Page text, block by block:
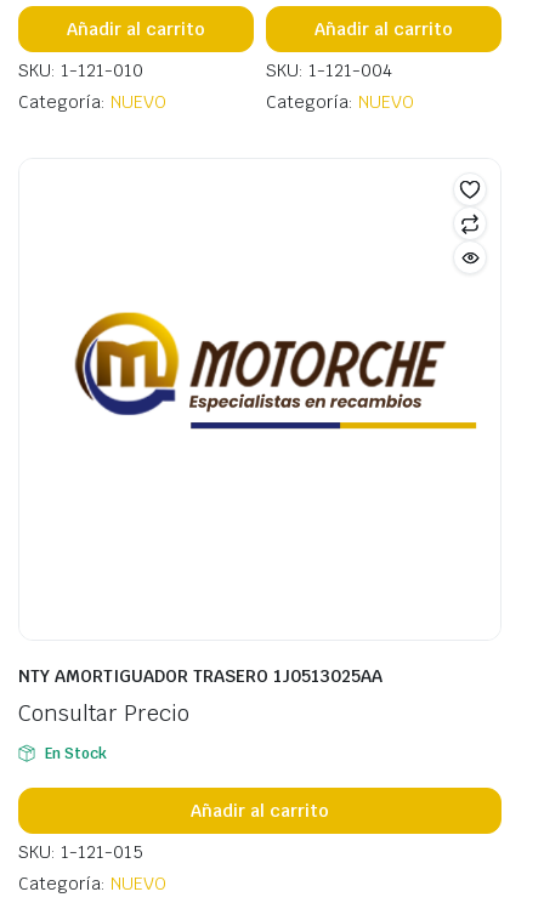
Añadir al carrito
SKU: 1-121-010
Categoría: NUEVO
Añadir al carrito
SKU: 1-121-004
Categoría: NUEVO
NTY AMORTIGUADOR TRASERO 1J0513025AA
Consultar Precio
En Stock
Añadir al carrito
SKU: 1-121-015
Categoría: NUEVO